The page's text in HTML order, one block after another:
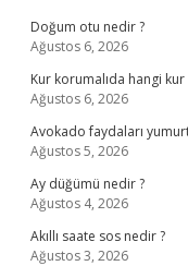
Doğum otu nedir ?
Ağustos 6, 2026
Kur korumalıda hangi kur
Ağustos 6, 2026
Avokado faydaları
Ağustos 5, 2026
Ay düğümü nedir ?
Ağustos 4, 2026
Akıllı saate sos nedir ?
Ağustos 3, 2026